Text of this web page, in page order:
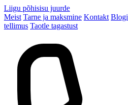
Liigu põhisisu juurde
Meist Tarne ja maksmine Kontakt Blogi
tellimus Taotle tagastust